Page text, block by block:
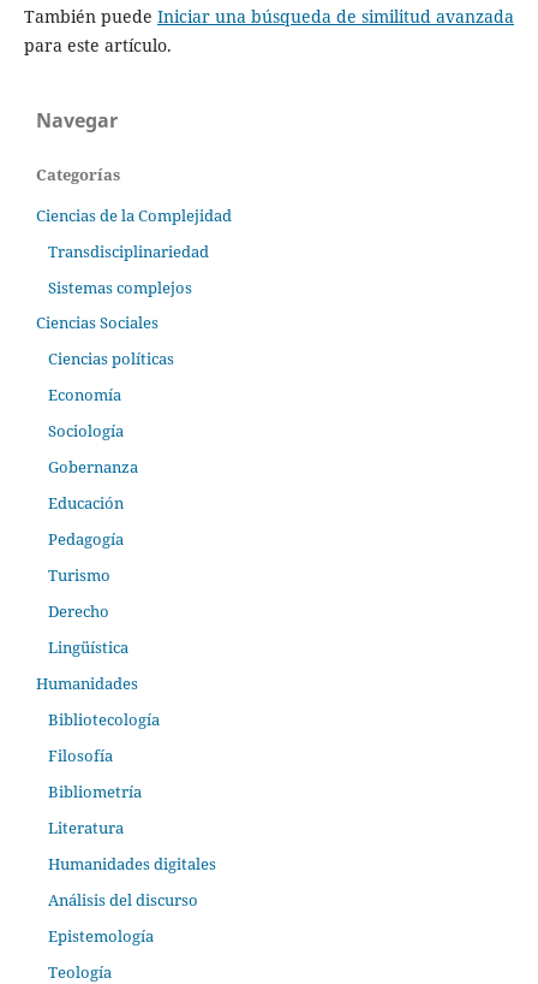
También puede Iniciar una búsqueda de similitud avanzada
para este artículo.
Navegar
Categorías
Ciencias de la Complejidad
Transdisciplinariedad
Sistemas complejos
Ciencias Sociales
Ciencias políticas
Economía
Sociología
Gobernanza
Educación
Pedagogía
Turismo
Derecho
Lingüística
Humanidades
Bibliotecología
Filosofía
Bibliometría
Literatura
Humanidades digitales
Análisis del discurso
Epistemología
Teología